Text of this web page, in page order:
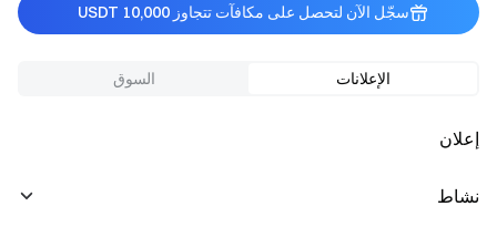
سجّل الآن لتحصل على مكافآت تتجاوز 10,000 USDT
الإعلانات السوق
إعلان
نشاط